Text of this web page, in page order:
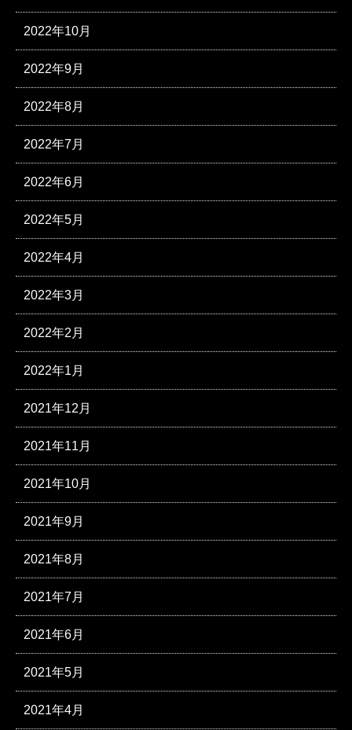
2022年10月
2022年9月
2022年8月
2022年7月
2022年6月
2022年5月
2022年4月
2022年3月
2022年2月
2022年1月
2021年12月
2021年11月
2021年10月
2021年9月
2021年8月
2021年7月
2021年6月
2021年5月
2021年4月